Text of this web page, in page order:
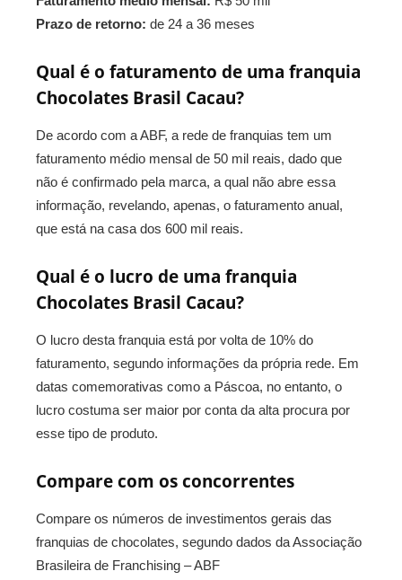
Prazo de retorno: de 24 a 36 meses
Qual é o faturamento de uma franquia
Chocolates Brasil Cacau?
De acordo com a ABF, a rede de franquias tem um
faturamento médio mensal de 50 mil reais, dado que
não é confirmado pela marca, a qual não abre essa
informação, revelando, apenas, o faturamento anual,
que está na casa dos 600 mil reais.
Qual é o lucro de uma franquia
Chocolates Brasil Cacau?
O lucro desta franquia está por volta de 10% do
faturamento, segundo informações da própria rede. Em
datas comemorativas como a Páscoa, no entanto, o
lucro costuma ser maior por conta da alta procura por
esse tipo de produto.
Compare com os concorrentes
Compare os números de investimentos gerais das
franquias de chocolates, segundo dados da Associação
Brasileira de Franchising – ABF